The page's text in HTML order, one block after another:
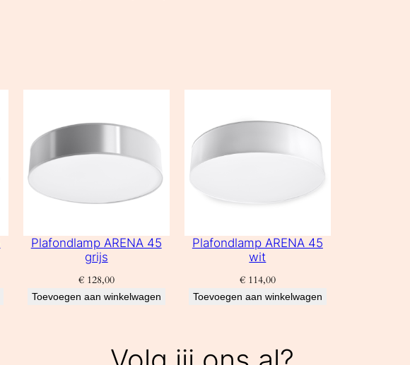
Plafondlamp ARENA 45
grijs
€128,00
Toevoegen aan winkelwagen
Plafondlamp ARENA 45
wit
€114,00
Toevoegen aan winkelwagen